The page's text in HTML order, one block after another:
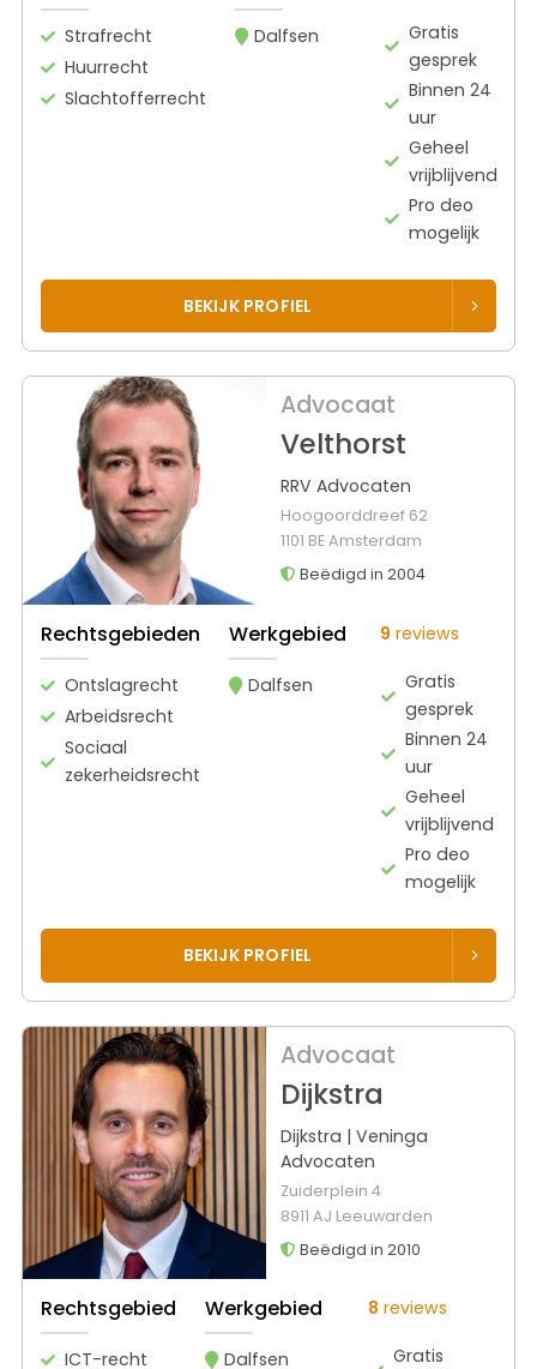
Strafrecht
Huurrecht
Slachtofferrecht
Dalfsen
Gratis
gesprek
Binnen 24
uur
Geheel
vrijblijvend
Pro deo
mogelijk
BEKIJK PROFIEL
Advocaat
Velthorst
RRV Advocaten
Hoogoorddreef 62
1101 BE Amsterdam
Beëdigd in 2004
Rechtsgebieden
Ontslagrecht
Arbeidsrecht
Sociaal
zekerheidsrecht
Werkgebied
Dalfsen
9 reviews
Gratis
gesprek
Binnen 24
uur
Geheel
vrijblijvend
Pro deo
mogelijk
BEKIJK PROFIEL
Advocaat
Dijkstra
Dijkstra | Veninga
Advocaten
Zuiderplein 4
8911 AJ Leeuwarden
Beëdigd in 2010
Rechtsgebied
ICT-recht
Werkgebied
Dalfsen
8 reviews
Gratis